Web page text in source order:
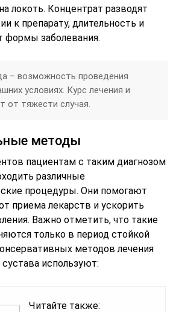
локоть. Концентрат разводят
к препарату, длительность и
формы заболевания.
– возможность проведения
условиях. Курс лечения и
от тяжести случая.
методы
пациентам с таким диагнозом
различные
процедуры. Они помогают
приема лекарств и ускорить
Важно отметить, что такие
только в период стойкой
методов лечения
используют:
Читайте также: